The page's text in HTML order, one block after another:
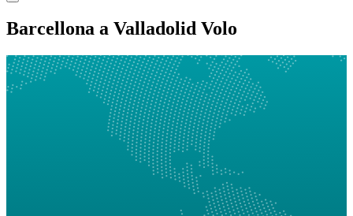
Barcellona a Valladolid Volo